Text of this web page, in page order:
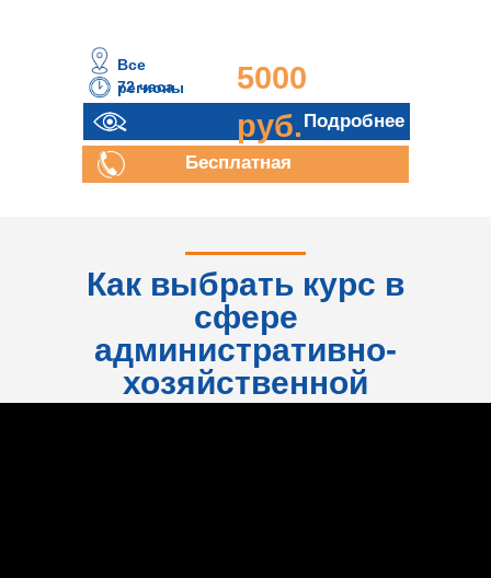
72 часа
5000
руб.
Все
регионы
Подробнее
Бесплатная
Как выбрать курс в
сфере
административно-
хозяйственной
деятельности